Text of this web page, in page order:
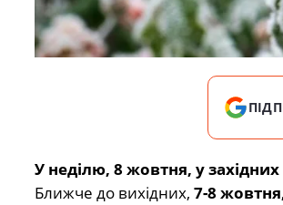
У неділю, 8 жовтня, у
Ближче до вихідних, 7-8